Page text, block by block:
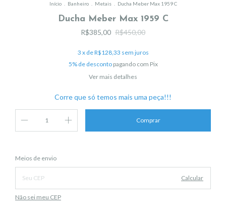
Início Banheiro Metais Ducha Meber Max 1959 C
Ducha Meber Max 1959 C
R$385,00 R$450,00
3 x deR$128,33 sem juros
5% de descontopagando com Pix
Ver mais detalhes
Corre que só temos mais uma peça!!!
Entregas para o CEP:
Meios de envio
Calcular
Não sei meu CEP